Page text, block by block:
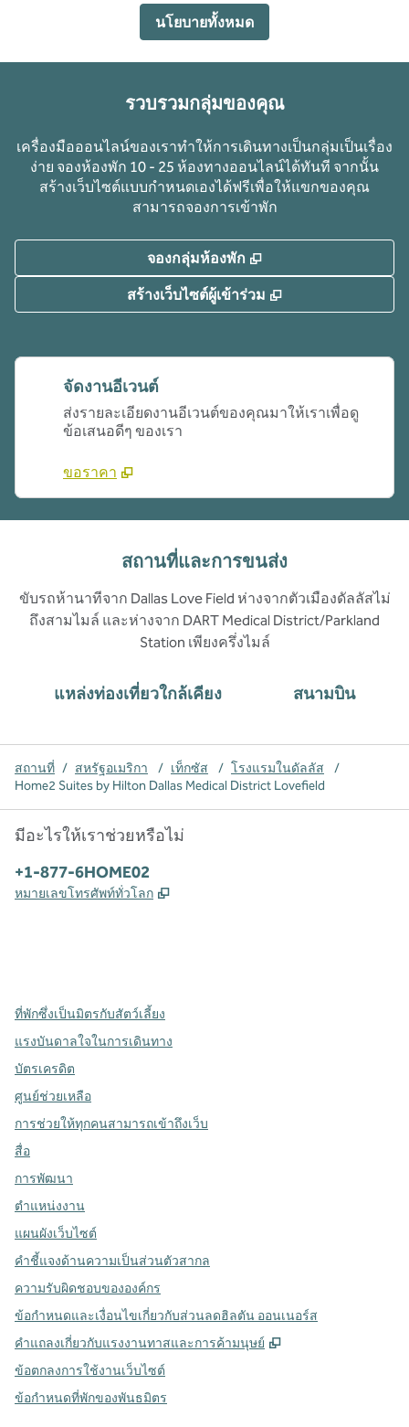
นโยบายทั้งหมด
รวบรวมกลุ่มของคุณ
เครื่องมือออนไลน์ของเราทําให้การเดินทางเป็นกลุ่มเป็นเรื่อง
ง่าย จองห้องพัก 10 - 25 ห้องทางออนไลน์ได้ทันที จากนั้น
สร้างเว็บไซต์แบบกําหนดเองได้ฟรีเพื่อให้แขกของคุณ
สามารถจองการเข้าพัก
จองกลุ่มห้องพัก ,
สร้างเว็บไซต์ผู้เข้าร่วม ,
จัดงานอีเวนต์
ส่งรายละเอียดงานอีเวนต์ของคุณมาให้เราเพื่อดู
ข้อเสนอดีๆ ของเรา
ขอราคา
สถานที่และการขนส่ง
ขับรถห้านาทีจาก Dallas Love Field ห่างจากตัวเมืองดัลลัสไม่
ถึงสามไมล์ และห่างจาก DART Medical District/Parkland
Station เพียงครึ่งไมล์
แหล่งท่องเที่ยวใกล้เคียง สนามบิน
สถานที่ / สหรัฐอเมริกา / เท็กซัส / โรงแรมในดัลลัส
/
Home2 Suites by Hilton Dallas Medical District Lovefield
มีอะไรให้เราช่วยหรือไม่
โทรศัพท์:
+1-877-6HOME02
หมายเลขโทรศัพท์ทั่วโลก ,
ที่พักซึ่งเป็นมิตรกับสัตว์เลี้ยง
แรงบันดาลใจในการเดินทาง
บัตรเครดิต
ศูนย์ช่วยเหลือ
การช่วยให้ทุกคนสามารถเข้าถึงเว็บ
สื่อ
การพัฒนา
ตำแหน่งงาน
แผนผังเว็บไซต์
คำชี้แจงด้านความเป็นส่วนตัวสากล
ความรับผิดชอบขององค์กร
ข้อกำหนดและเงื่อนไขเกี่ยวกับส่วนลดฮิลตัน ออนเนอร์ส
คําแถลงเกี่ยวกับแรงงานทาสและการค้ามนุษย์
,
ข้อตกลงการใช้งานเว็บไซต์
ข้อกําหนดที่พักของพันธมิตร